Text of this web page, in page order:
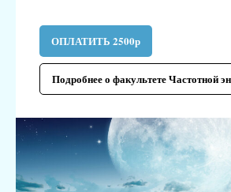
ОПЛАТИТЬ 2500р
Подробнее о факультете Частотной